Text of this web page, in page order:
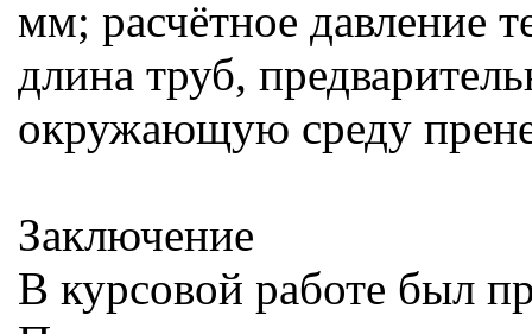
мм; расчётное давление
длина труб,
окружающую среду
Заключение
В курсовой работе был